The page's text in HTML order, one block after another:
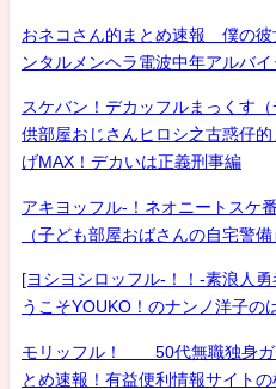
おネコさん的まとめ速報 僕の彼
ンタルメンヘラ電波中年アルバ
スケバン！デカッフルまっくす
供部屋おじさんヒロシ之古惑仔
げMAX！デカいは正義刑事編
アキヨッフル-！ネオニートスケ
（子ども部屋おばさんの自宅警備
[ヨシヨシロッフル-！！-素浪人
うこそYOUKO！のナンノ洋子の
モリッフル！ 50代無職独身ガ
とめ速報！有益便利情報サイト